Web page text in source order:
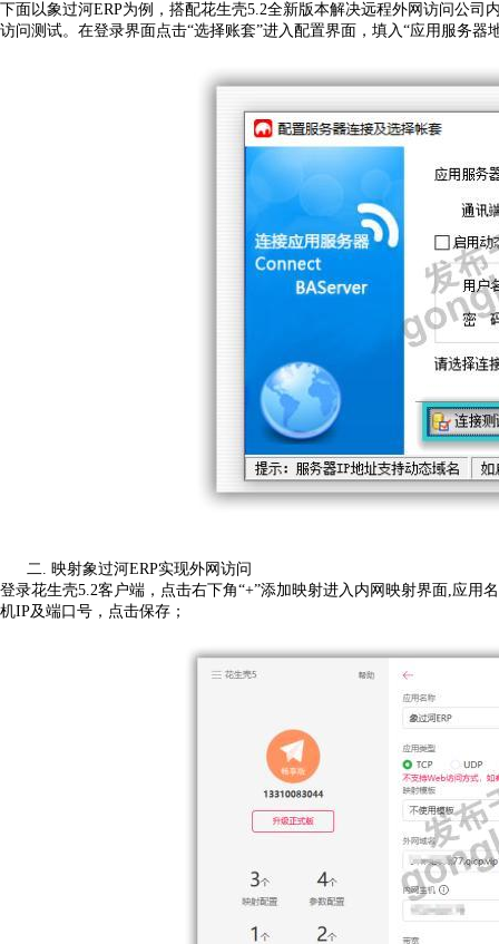
下面以象过河ERP为例，搭配花生壳5.2全新版本解决远程外网访问公司
访问测试。在登录界面点击“选择账套”进入配置界面，填入“应用服务器
二. 映射象过河ERP实现外网访问
登录花生壳5.2客户端，点击右下角“+”添加映射进入内网映射界面,应用
机IP及端口号，点击保存；